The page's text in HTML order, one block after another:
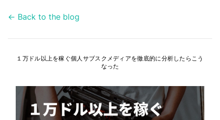
← Back to the blog
１万ドル以上を稼ぐ個人サブスクメディアを徹底的に分析したらこう
なった